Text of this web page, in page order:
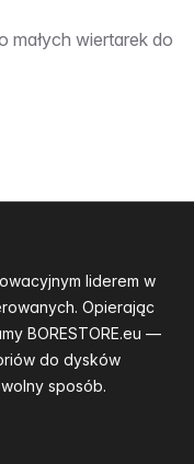
małych wiertarek do
liderem w
Opierając
BORESTORE.eu —
do dysków
sposób.